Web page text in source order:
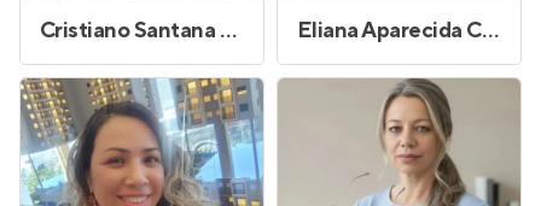
Cristiano Santana Reis Eliana Aparecida Cardoso Cavalari